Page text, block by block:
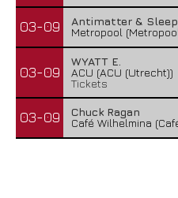
03-09
Antimatter &
Metropool
03-09
WYATT E.
ACU (ACU (Utrecht))
Tickets
03-09
Chuck Ragan
Café Wilhelmina